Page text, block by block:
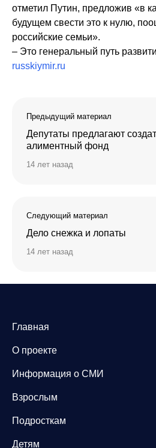
отметил Путин, предложив «в
будущем свести это к нулю,
российские семьи».
– Это генеральный путь
russkiymir.ru
Предыдущий материал
Депутаты предлагают
алиментный фонд
14 лет назад
Следующий материал
Дело снежка и лопаты
14 лет назад
Главная
О проекте
Информация о СМИ
Взрослым
Подросткам
Детям